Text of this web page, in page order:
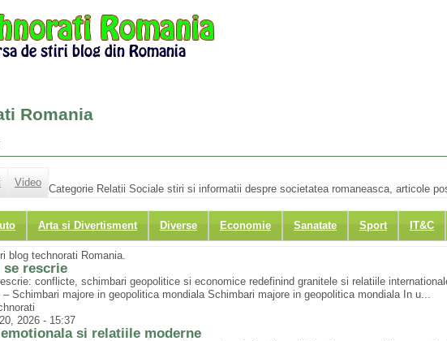
Romania
Video
Arta si Divertisment Diverse Economie Sanatate Sport IT&C
Categorie Relatii Sociale stiri si informatii despre societatea romaneasca, articole
blog technorati Romania.
rescrie
conflicte, schimbari geopolitice si economice redefinind granitele si relatiile
– Schimbari majore in geopolitica mondiala Schimbari majore in geopolitica mondiala In u...
2026 - 15:37
si relatiile moderne